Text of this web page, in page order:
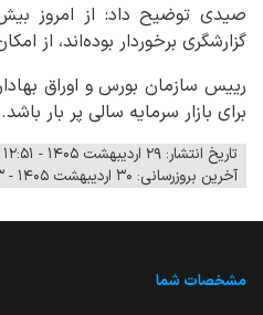
گزارشگری برخوردار بوده‌اند، از
برای بازار سرمایه سالی پر بار باشد.
تاریخ انتشار: ۲۹ اردیبهشت ۱۴۰۵ - ۱۲:۵۱
آخرین بروزرسانی: ۳۰ اردیبهشت ۱۴۰۵ - ۱۲:۵۳
مشخصات شما